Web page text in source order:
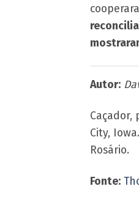
Autor:
Caçador,
City,
Rosário.
Fonte: